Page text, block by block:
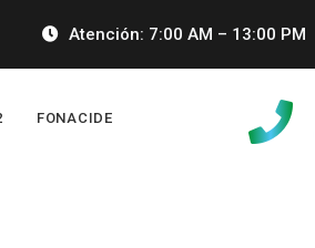
Atención: 7:00 AM – 13:00 PM
FONACIDE